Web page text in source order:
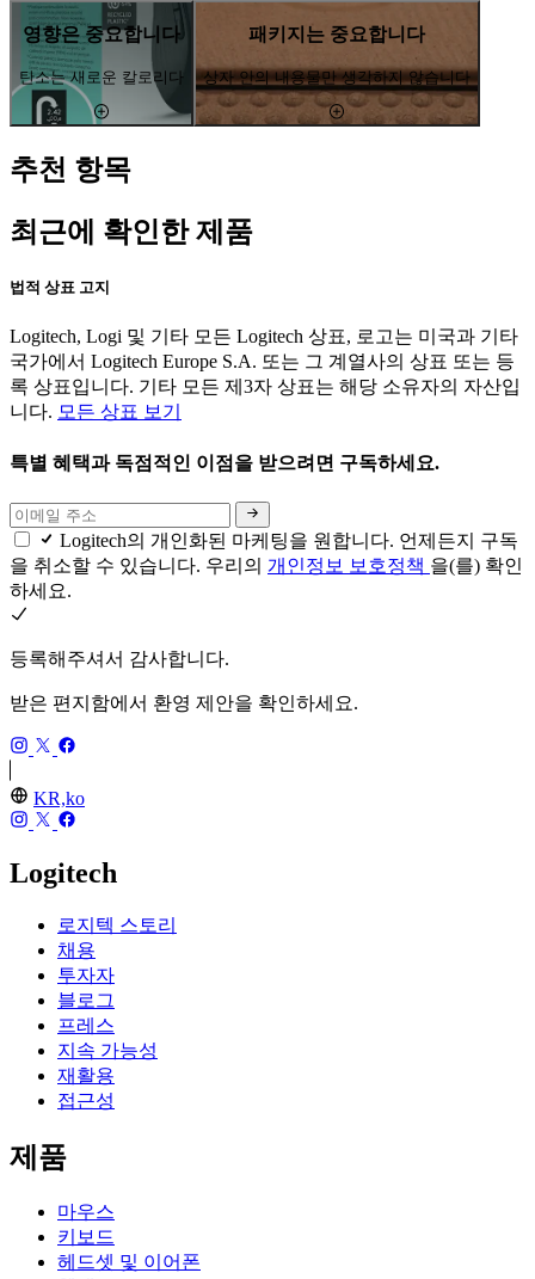
영향은 중요합니다
탄소는 새로운 칼로리다
패키지는 중요합니다
상자 안의 내용물만 생각하지 않습니다
추천 항목
최근에 확인한 제품
법적 상표 고지
Logitech, Logi 및 기타 모든 Logitech 상표, 로고는 미국과 기타
국가에서 Logitech Europe S.A. 또는 그 계열사의 상표 또는 등
록 상표입니다. 기타 모든 제3자 상표는 해당 소유자의 자산입
니다. 모든 상표 보기
특별 혜택과 독점적인 이점을 받으려면 구독하세요.
Logitech의 개인화된 마케팅을 원합니다. 언제든지 구독
을 취소할 수 있습니다. 우리의 개인정보 보호정책 을(를) 확인
하세요.
등록해주셔서 감사합니다.
받은 편지함에서 환영 제안을 확인하세요.
KR,ko
Logitech
로지텍 스토리
채용
투자자
블로그
프레스
지속 가능성
재활용
접근성
제품
마우스
키보드
헤드셋 및 이어폰